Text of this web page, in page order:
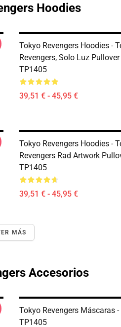
Hoodies
Tokyo Revengers Hoodies -
Revengers, Solo Luz
TP1405
39,51 € - 45,95 €
Tokyo Revengers Hoodies -
Revengers Rad Artwork
TP1405
39,51 € - 45,95 €
MÁS
Accesorios
Tokyo Revengers Máscaras
TP1405